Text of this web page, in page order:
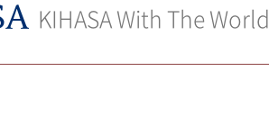
키워드로 보는 연구 역사
KIHASA With The World